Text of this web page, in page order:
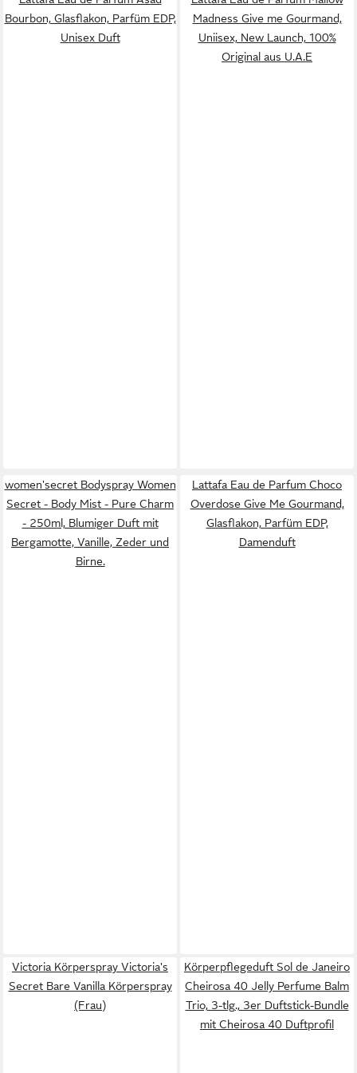
Bourbon, Glasflakon, Parfüm EDP,
Unisex Duft
Madness Give me Gourmand,
Uniisex, New Launch, 100%
Original aus U.A.E
women'secret Bodyspray Women
Secret - Body Mist - Pure Charm
- 250ml, Blumiger Duft mit
Bergamotte, Vanille, Zeder und
Birne.
Lattafa Eau de Parfum Choco
Overdose Give Me Gourmand,
Glasflakon, Parfüm EDP,
Damenduft
Victoria Körperspray Victoria's
Secret Bare Vanilla Körperspray
(Frau)
Körperpflegeduft Sol de Janeiro
Cheirosa 40 Jelly Perfume Balm
Trio, 3-tlg., 3er Duftstick-Bundle
mit Cheirosa 40 Duftprofil